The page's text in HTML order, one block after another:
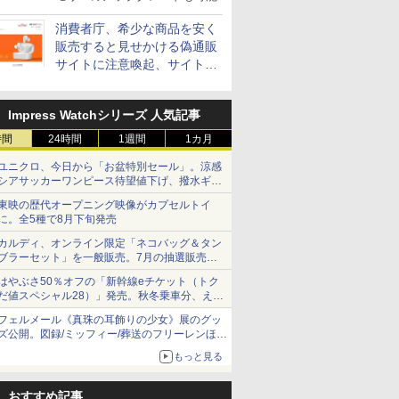
消費者庁、希少な商品を安く
販売すると見せかける偽通販
サイトに注意喚起、サイト名
Impress Watchシリーズ 人気記事
24時間 1週間 1カ月
ニクロ、今日から「お盆特別セール」。涼感
アサッカーワンピース待望値下げ、撥水ギア
ョーツは1990円に
映の歴代オープニング映像がカプセルトイ
。全5種で8月下旬発売
ルディ、オンライン限定「ネコバッグ＆タン
ラーセット」を一般販売。7月の抽選販売の
選無効分
やぶさ50％オフの「新幹線eチケット（トク
値スペシャル28）」発売。秋冬乗車分、えき
っと限定
ェルメール《真珠の耳飾りの少女》展のグッ
公開。図録/ミッフィー/葬送のフリーレンほ
もっと見る